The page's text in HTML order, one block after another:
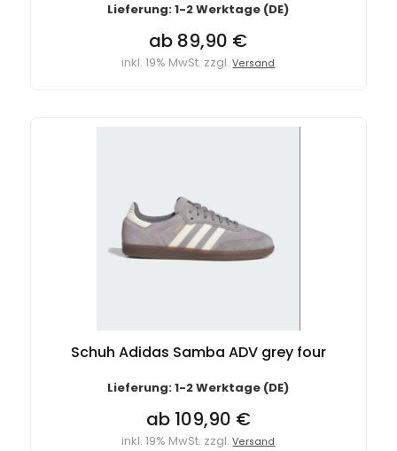
Lieferung: 1-2 Werktage (DE)
ab 89,90 €
inkl. 19% MwSt. zzgl.Versand
Schuh Adidas Samba ADV grey four
Lieferung: 1-2 Werktage (DE)
ab 109,90 €
inkl. 19% MwSt. zzgl.Versand